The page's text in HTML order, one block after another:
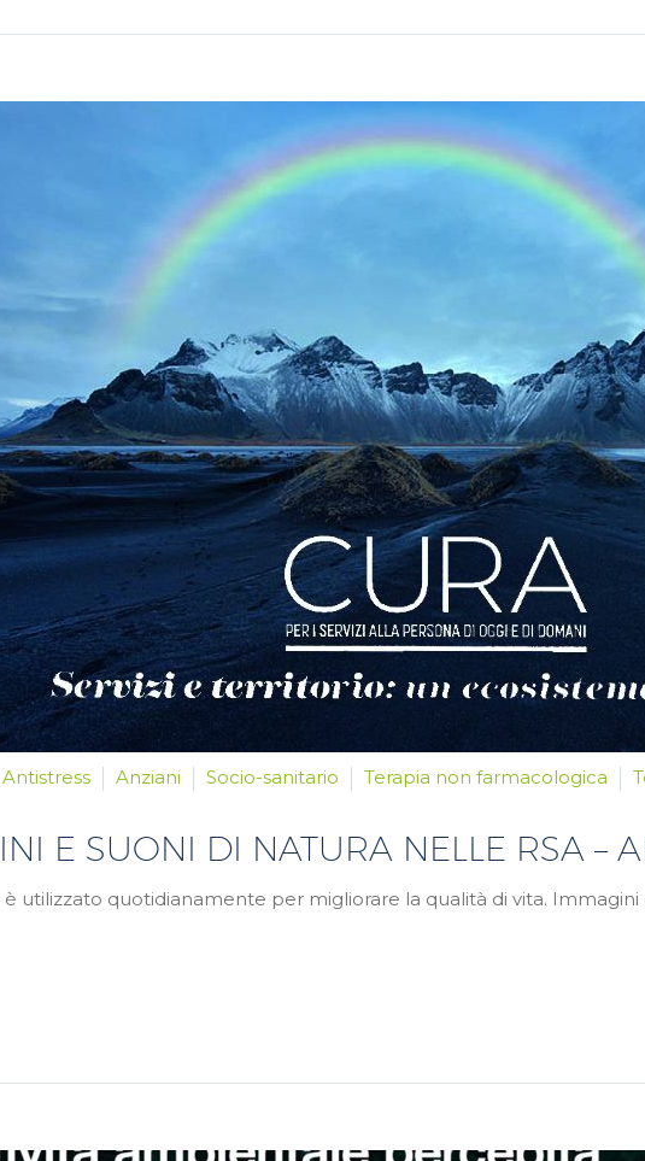
Antistress Anziani Socio-sanitario Terapia non farmacologica
E SUONI DI NATURA NELLE RSA –
è utilizzato quotidianamente per migliorare la qualità di vita.